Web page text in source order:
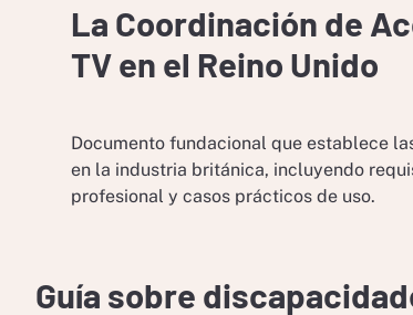
La Coordinación de
TV en el Reino Unido
Documento fundacional que establece
en la industria británica, incluyendo
profesional y casos prácticos de uso.
Guía sobre